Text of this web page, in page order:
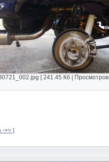
[ 241.45 Кб |
->> ]